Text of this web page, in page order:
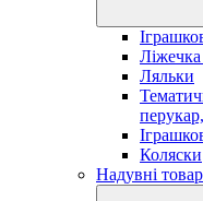
Ляльки
Коляски
Надувні